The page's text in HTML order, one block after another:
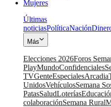
Mujeres
Últimas
noticiasPolíticaNación
Más
Elecciones 2026Foros
PlayMundoConfidenciales
TVGenteEspecialesArcadia
UnidosVehículosSemana
PatasSaludLoterías
colaboraciónSemana Rural